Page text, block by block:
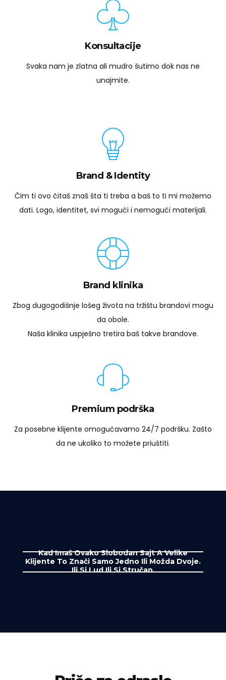
Konsultacije
Svaka nam je zlatna ali mudro šutimo dok nas ne
unajmite.
Brand & Identity
Čim ti ovo čitaš znaš šta ti treba a baš to ti mi možemo
dati. Logo, identitet, svi mogući i nemogući materijali.
Brand klinika
Zbog dugogodišnje lošeg života na tržištu brandovi mogu
da obole.
Naša klinika uspješno tretira baš takve brandove.
Premium podrška
Za posebne klijente omogućavamo 24/7 podršku. Zašto
da ne ukoliko to možete priuštiti.
Kad Imaš Ovako Slobodan Sajt A Velike
Klijente To Znači Samo Jedno Ili Možda Dvoje.
Ili Si Lud Ili Si Stručan.